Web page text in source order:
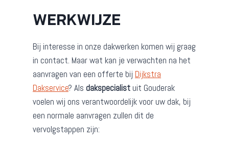
WERKWIJZE
Bij interesse in onze dakwerken komen wij graag
in contact. Maar wat kan je verwachten na het
aanvragen van een offerte bij Dijkstra
Dakservice? Als dakspecialist uit Gouderak
voelen wij ons verantwoordelijk voor uw dak, bij
een normale aanvragen zullen dit de
vervolgstappen zijn: